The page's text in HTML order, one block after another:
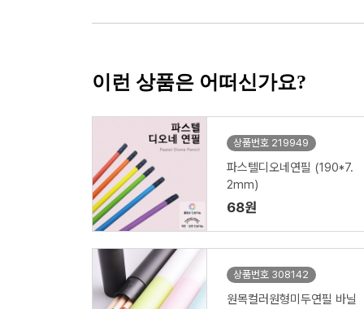
이런 상품은 어떠신가요?
상품번호 219949
파스텔디오네연필 (190*7.
2mm)
68원
상품번호 308142
원목컬러원형미두연필 바닐